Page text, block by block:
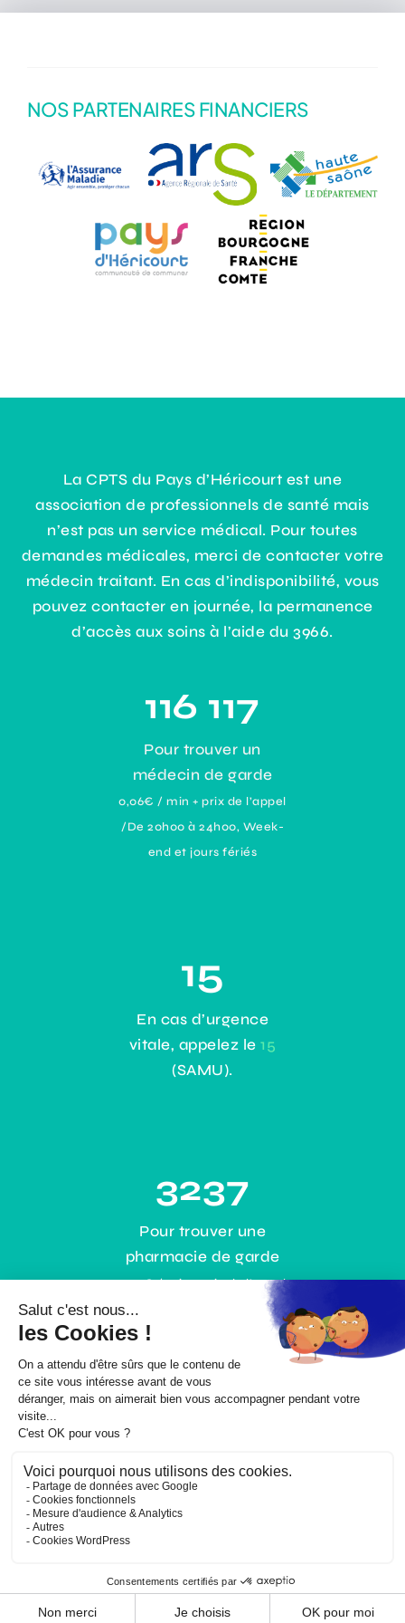
Contact
NOS PARTENAIRES FINANCIERS
La CPTS du Pays d’Héricourt est une
association de professionnels de santé mais
n’est pas un service médical. Pour toutes
demandes médicales, merci de contacter votre
médecin traitant. En cas d’indisponibilité, vous
pouvez contacter en journée, la permanence
d’accès aux soins à l’aide du 3966.
116 117
Pour trouver un
médecin de garde
0,06€ / min + prix de l’appel
/De 20h00 à 24h00, Week-
end et jours fériés
15
En cas d’urgence
vitale, appelez le15
(SAMU).
3237
Pour trouver une
pharmacie de garde
0,35€ / min + prix de l’appel
© Copyright |Mentions légales